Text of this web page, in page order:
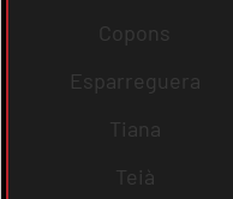
Copons
Esparreguera
Tiana
Teià